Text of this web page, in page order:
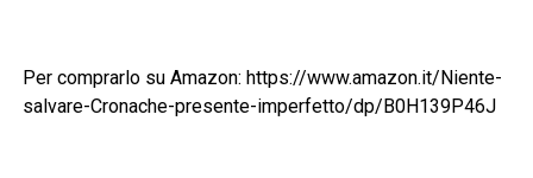
Per comprarlo su Amazon: https://www.amazon.it/Niente-
salvare-Cronache-presente-imperfetto/dp/B0H139P46J